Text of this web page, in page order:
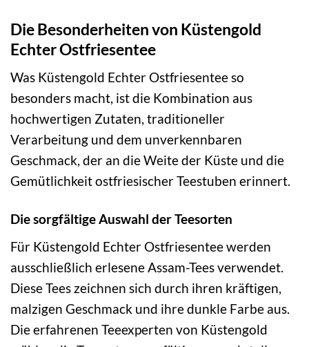
Die Besonderheiten von Küstengold
Echter Ostfriesentee
Was Küstengold Echter Ostfriesentee so
besonders macht, ist die Kombination aus
hochwertigen Zutaten, traditioneller
Verarbeitung und dem unverkennbaren
Geschmack, der an die Weite der Küste und die
Gemütlichkeit ostfriesischer Teestuben erinnert.
Die sorgfältige Auswahl der Teesorten
Für Küstengold Echter Ostfriesentee werden
ausschließlich erlesene Assam-Tees verwendet.
Diese Tees zeichnen sich durch ihren kräftigen,
malzigen Geschmack und ihre dunkle Farbe aus.
Die erfahrenen Teeexperten von Küstengold